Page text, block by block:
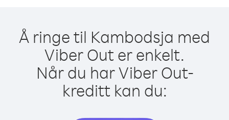
Å ringe til Kambodsja med
Viber Out er enkelt.
Når du har Viber Out-
kreditt kan du: